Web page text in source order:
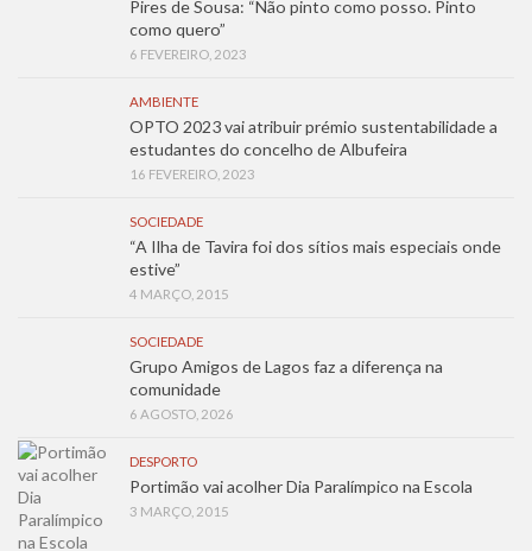
Pires de Sousa: “Não pinto como posso. Pinto
como quero”
6 FEVEREIRO, 2023
AMBIENTE
OPTO 2023 vai atribuir prémio sustentabilidade a
estudantes do concelho de Albufeira
16 FEVEREIRO, 2023
SOCIEDADE
“A Ilha de Tavira foi dos sítios mais especiais onde
estive”
4 MARÇO, 2015
SOCIEDADE
Grupo Amigos de Lagos faz a diferença na
comunidade
6 AGOSTO, 2026
DESPORTO
Portimão vai acolher Dia Paralímpico na Escola
3 MARÇO, 2015